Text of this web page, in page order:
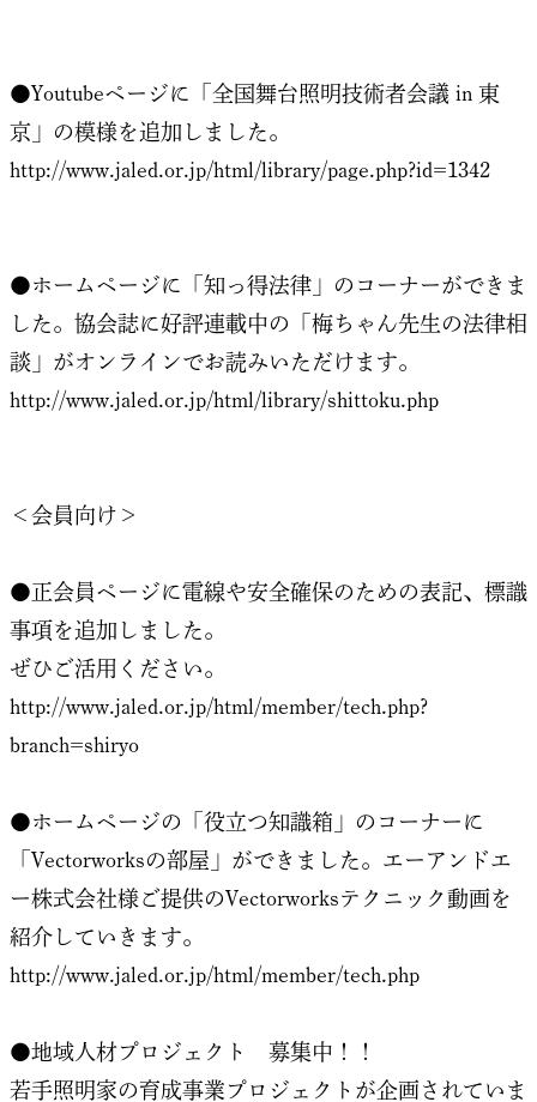
●Youtubeページに「全国舞台照明技術者会議 in 東
京」の模様を追加しました。
http://www.jaled.or.jp/html/library/page.php?id=1342
●ホームページに「知っ得法律」のコーナーができま
した。協会誌に好評連載中の「梅ちゃん先生の法律相
談」がオンラインでお読みいただけます。
http://www.jaled.or.jp/html/library/shittoku.php
＜会員向け＞
●正会員ページに電線や安全確保のための表記、標識
事項を追加しました。
ぜひご活用ください。
http://www.jaled.or.jp/html/member/tech.php?
branch=shiryo
●ホームページの「役立つ知識箱」のコーナーに
「Vectorworksの部屋」ができました。エーアンドエ
ー株式会社様ご提供のVectorworksテクニック動画を
紹介していきます。
http://www.jaled.or.jp/html/member/tech.php
●地域人材プロジェクト 募集中！！
若手照明家の育成事業プロジェクトが企画されていま